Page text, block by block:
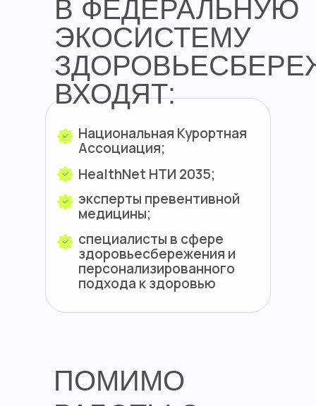
В ФЕДЕРАЛЬНУЮ
ЭКОСИСТЕМУ
ВХОДЯТ:
HealthNet НТИ 2035;
эксперты превентивной
медицины;
специалисты в сфере
здоровьесбережения и
персонализированного
подхода к здоровью
Национальная Курортная
Ассоциация;
ПОМИМО